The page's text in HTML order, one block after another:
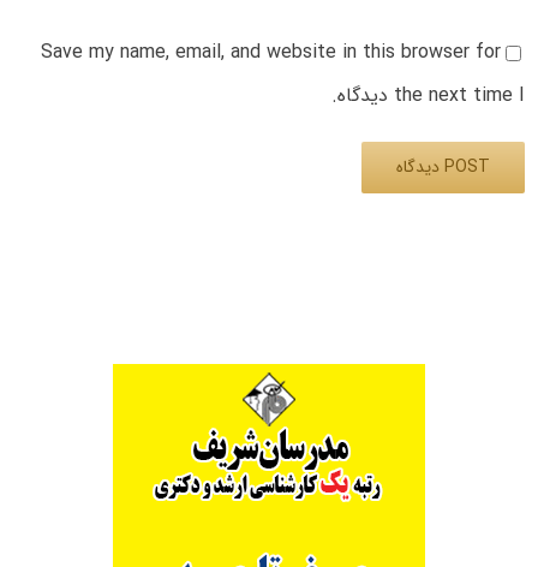
Save my name, email, and website in this browser for
the next time I دیدگاه.